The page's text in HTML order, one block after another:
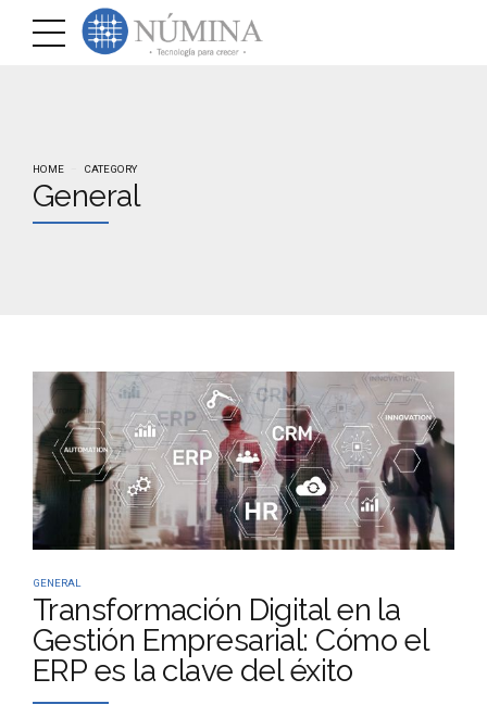
HOME CATEGORY
General
GENERAL
Transformación Digital en la
Gestión Empresarial: Cómo el
ERP es la clave del éxito